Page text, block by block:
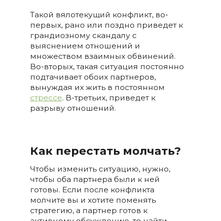
Такой вялотекущий конфликт, во-
первых, рано или поздно приведет к
грандиозному скандалу с
выяснением отношений и
множеством взаимных обвинений.
Во-вторых, такая ситуация постоянно
подтачивает обоих партнеров,
вынуждая их жить в постоянном
стрессе. В-третьих, приведет к
разрыву отношений.
Как перестать молчать?
Чтобы изменить ситуацию, нужно,
чтобы оба партнера были к ней
готовы. Если после конфликта
молчите вы и хотите поменять
стратегию, а партнер готов к